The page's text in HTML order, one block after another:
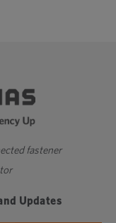
fastener
Updates